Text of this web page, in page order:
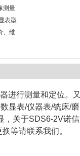
测量
表型
、维
进行测量和定位。又
显表/仪器表/铣床/磨
，关于SDS6-2V诺信
等请联系我们。